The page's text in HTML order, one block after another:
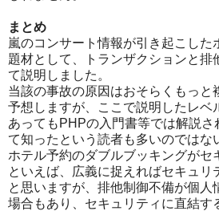
まとめ
嵐のコンサート情報が引き起こした
題材として、トランザクションと排
て説明しました。
当該の事故の原因はおそらくもっと
予想しますが、ここで説明したレベ
あってもPHPの入門書等では解説さ
て知ったという読者も多いのではな
ホテル予約のダブルブッキングがセ
といえば、広義に捉えればセキュリ
と思いますが、排他制御不備が個人
場合もあり、セキュリティに直結す